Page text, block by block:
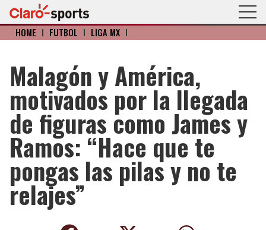
HOME I FÚTBOL I LIGA MX I
Malagón y América,
motivados por la llegada
de figuras como James y
Ramos: “Hace que te
pongas las pilas y no te
relajes”